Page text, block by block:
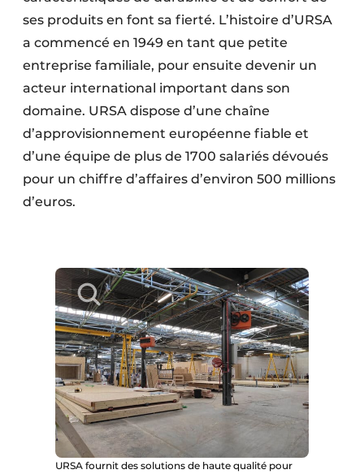
ses produits en font sa fierté. L’histoire d’URSA
a commencé en 1949 en tant que petite
entreprise familiale, pour ensuite devenir un
acteur international important dans son
domaine. URSA dispose d’une chaîne
d’approvisionnement européenne fiable et
d’une équipe de plus de 1700 salariés dévoués
pour un chiffre d’affaires d’environ 500 millions
d’euros.
URSA fournit des solutions de haute qualité pour